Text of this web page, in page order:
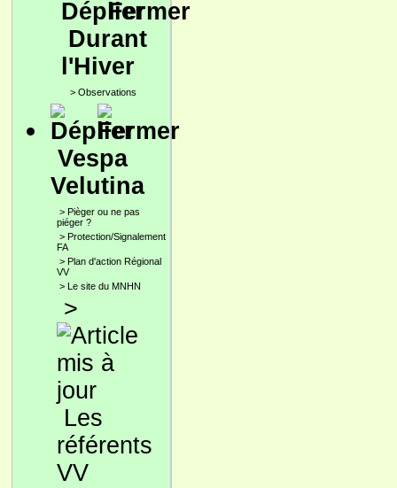
Durant
l'Hiver
> Observations
Vespa
Velutina
> Pièger ou ne pas
piéger ?
> Protection/Signalement
FA
> Plan d'action Régional
VV
> Le site du MNHN
>
Les
référents
VV